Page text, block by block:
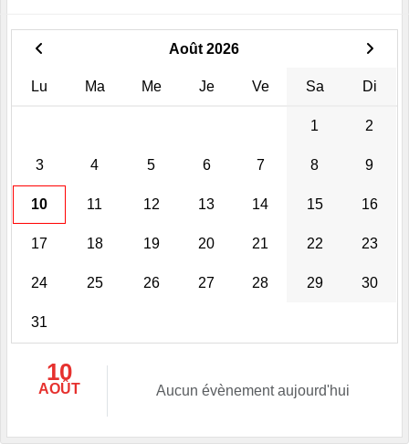
Août 2026
Lu Ma Me Je Ve Sa Di
1 2
3 4 5 6 7 8 9
10 11 12 13 14 15 16
17 18 19 20 21 22 23
24 25 26 27 28 29 30
31
10
AOÛT Aucun évènement aujourd'hui